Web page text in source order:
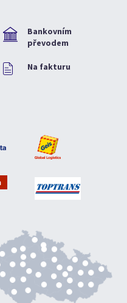
Bankovním
převodem
Na fakturu